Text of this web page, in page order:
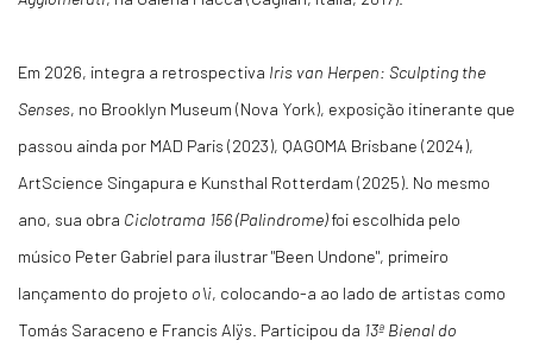
Em 2026, integra a retrospectiva Iris van Herpen: Sculpting the
Senses, no Brooklyn Museum (Nova York), exposição itinerante que
passou ainda por MAD Paris (2023), QAGOMA Brisbane (2024),
ArtScience Singapura e Kunsthal Rotterdam (2025). No mesmo
ano, sua obra Ciclotrama 156 (Palindrome)foi escolhida pelo
músico Peter Gabriel para ilustrar "Been Undone", primeiro
lançamento do projeto o\i, colocando-a ao lado de artistas como
Tomás Saraceno e Francis Alÿs. Participou da 13ª Bienal do